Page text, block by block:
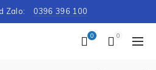
Zalo: 0396 396 100
0 0